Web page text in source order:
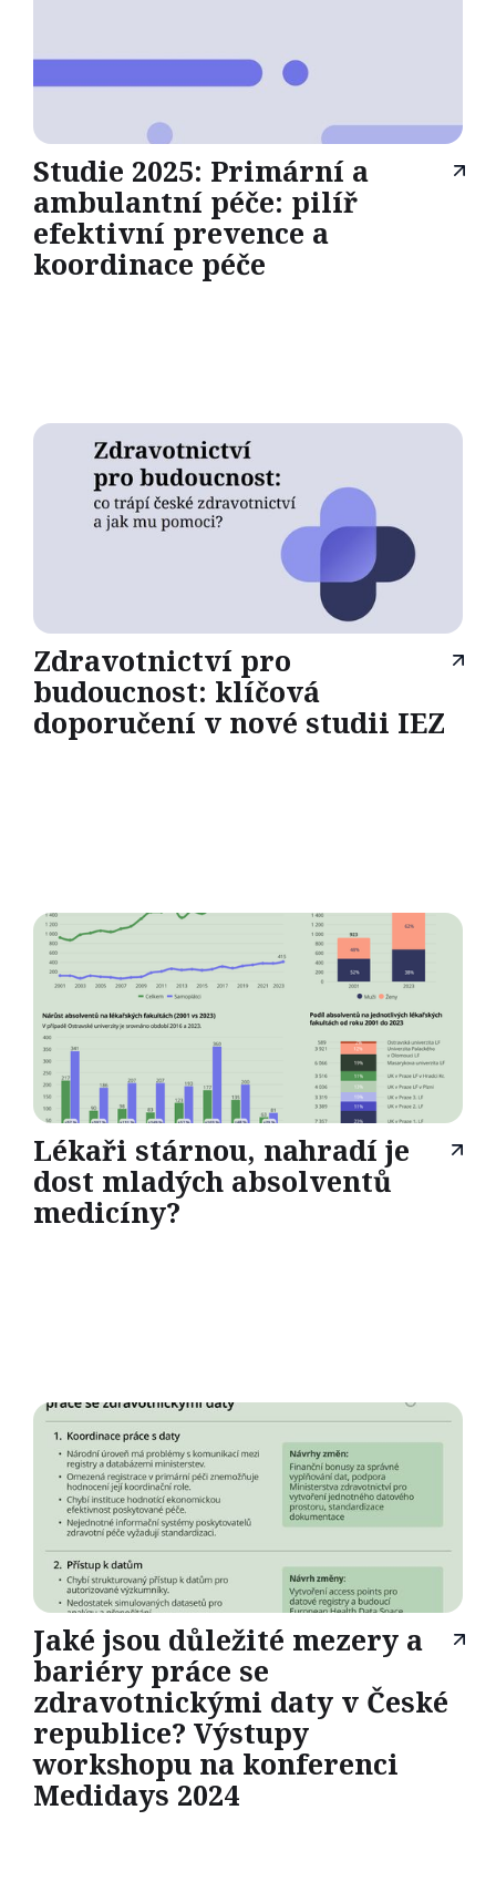
Studie 2025: Primární a
ambulantní péče: pilíř
efektivní prevence a
koordinace péče
Zdravotnictví pro
budoucnost: klíčová
doporučení v nové studii IEZ
Lékaři stárnou, nahradí je
dost mladých absolventů
medicíny?
Jaké jsou důležité mezery a
bariéry práce se
zdravotnickými daty v České
republice? Výstupy
workshopu na konferenci
Medidays 2024